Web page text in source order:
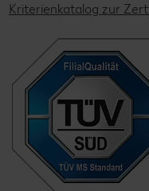
Kriterienkatalog zur